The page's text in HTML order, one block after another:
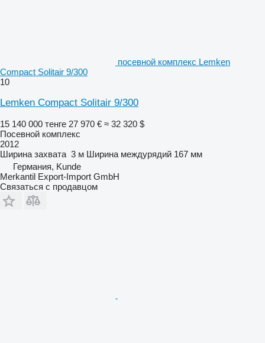
посевной комплекс Lemken
Compact Solitair 9/300
10
Lemken Compact Solitair 9/300
15 140 000 тенге 27 970 € ≈ 32 320 $
Посевной комплекс
2012
Ширина захвата 3 м Ширина междурядий 167 мм
Германия, Kunde
Merkantil Export-Import GmbH
Связаться с продавцом